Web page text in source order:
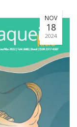
NOV
18
2024